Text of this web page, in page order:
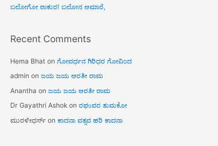
ಬಲೋಗೋ ಠಾಕುರ! ಬಲೋನ ಆಮಾರೆ,
Recent Comments
Hema Bhat onಗೋವರ್ಧನ ಗಿರಿಧರ ಗೋವಿಂದ
admin onಜಯ ಜಯ ಆರತೀ ರಾಮ
Anantha onಜಯ ಜಯ ಆರತೀ ರಾಮ
Dr Gayathri Ashok onರಘುವರ ತುಮಕೋ
ಮುರಳೀಧರ್ಸ್ onಕಾದನಾ ವತ್ಸವ ಹರಿ ಕಾದನಾ